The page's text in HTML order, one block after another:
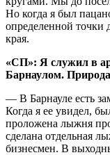
Но когда я был
определенной точки
края.
«СП»: Я служил в
Барнаулом.
— В Барнауле есть
Когда я ее увидел,
проложена лыжня
сделана отдельная
бизнесмен. В